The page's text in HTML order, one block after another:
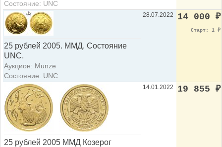
Состояние: UNC
25 рублей 2005. ММД. Состояние
UNC.
Аукцион: Munze
Состояние: UNC
28.07.2022 14 000 ₽
Старт: 1 ₽
25 рублей 2005 ММД Козерог
14.01.2022 19 855 ₽